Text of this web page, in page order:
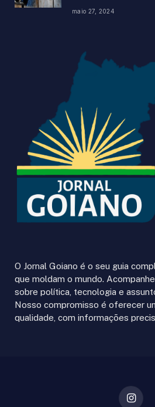
maio 27, 2024
O Jornal Goiano é o seu guia
que moldam o mundo.
sobre política, tecnologia e
Nosso compromisso é oferecer
qualidade, com informações